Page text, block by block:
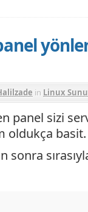
in Linux
panel sizi
oldukça basit.
sonra